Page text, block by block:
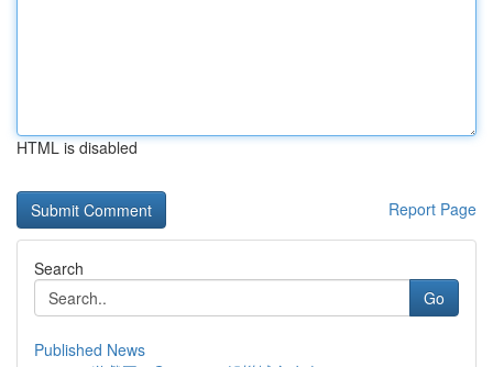
HTML is disabled
Report Page
Search
Go
Published News